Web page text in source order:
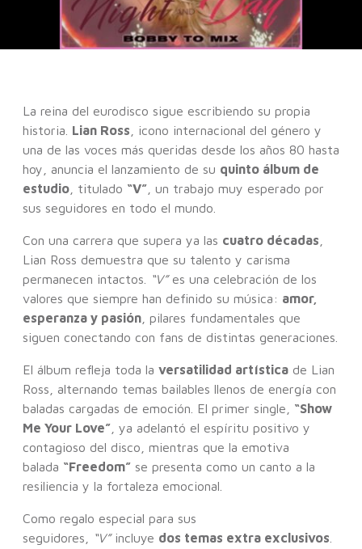
La reina del eurodisco sigue escribiendo su propia
historia. Lian Ross , icono internacional del género y
una de las voces más queridas desde los años 80 hasta
hoy, anuncia el lanzamiento de su quinto álbum de
estudio , titulado “V” , un trabajo muy esperado por
sus seguidores en todo el mundo.
Con una carrera que supera ya las cuatro décadas
Lian Ross demuestra que su talento y carisma
permanecen intactos.
“V”es una celebración de los
valores que siempre han definido su música: amor,
esperanza y pasión , pilares fundamentales que
siguen conectando con fans de distintas generaciones.
El álbum refleja toda la versatilidad artística de Lian
Ross, alternando temas bailables llenos de energía con
baladas cargadas de emoción. El primer single, “Show
Me Your Love” , ya adelantó el espíritu positivo y
contagioso del disco, mientras que la emotiva
balada “Freedom” se presenta como un canto a la
resiliencia y la fortaleza emocional.
Como regalo especial para sus
seguidores,
“V”incluye dos temas extra exclusivos